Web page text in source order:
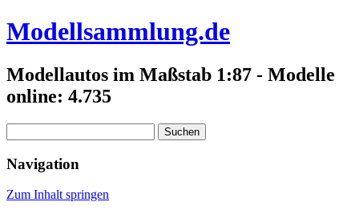
Modellsammlung.de
Modellautos im Maßstab 1:87 - Modelle
online: 4.735
nach:
Navigation
Zum Inhalt springen